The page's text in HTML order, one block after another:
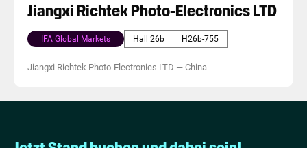
Jiangxi Richtek Photo-Electronics LTD
IFA Global Markets Hall 26b H26b-755
Jiangxi Richtek Photo-Electronics LTD — China